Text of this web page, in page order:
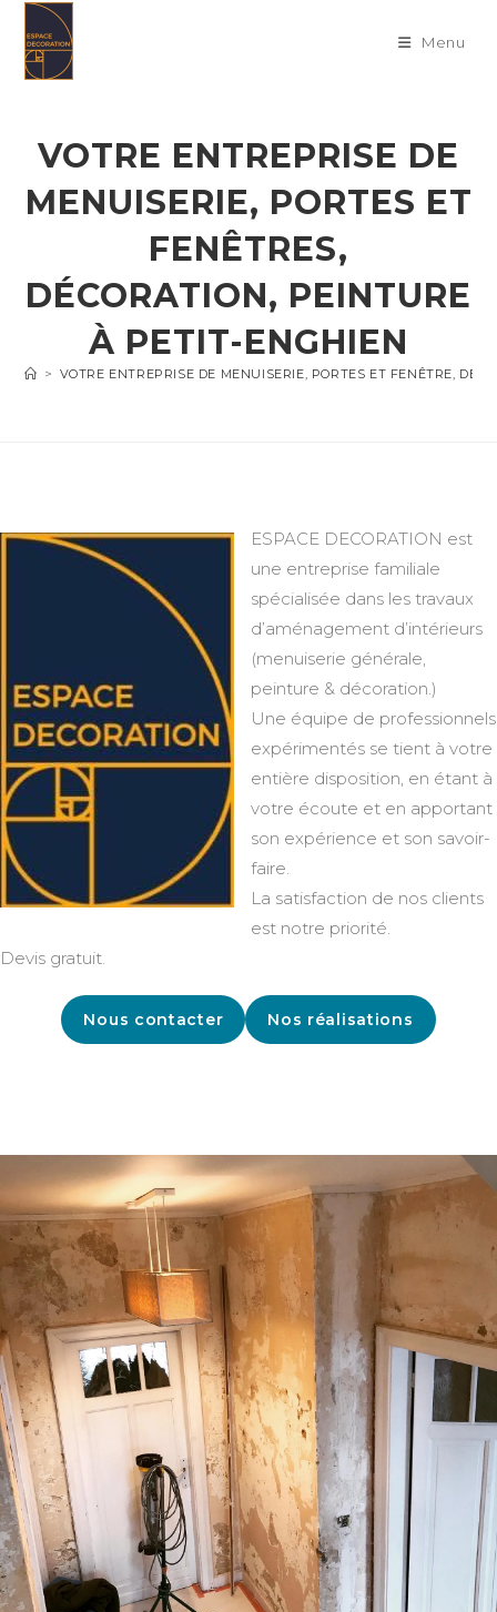
content
Menu
VOTRE ENTREPRISE DE
MENUISERIE, PORTES ET
FENÊTRES,
DÉCORATION, PEINTURE
À PETIT-ENGHIEN
> VOTRE ENTREPRISE DE MENUISERIE, PORTES ET FENÊTRE,
ESPACE DECORATION est
une entreprise familiale
spécialisée dans les travaux
d’aménagement d’intérieurs
(menuiserie générale,
peinture & décoration.)
Une équipe de professionnels
expérimentés se tient à votre
entière disposition, en étant à
votre écoute et en apportant
son expérience et son savoir-
faire.
La satisfaction de nos clients
est notre priorité.
Devis gratuit.
Nous contacter Nos réalisations